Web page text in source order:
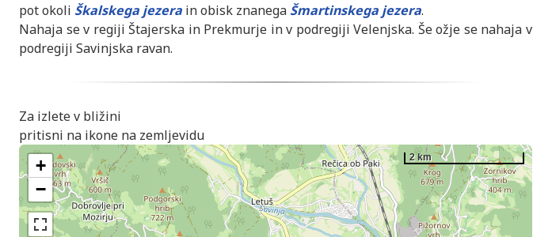
pot okoli Škalskega jezera in obisk znanega Šmartinskega jezera.
Nahaja se v regiji Štajerska in Prekmurje in v podregiji Velenjska. Še ožje se nahaja v
podregiji Savinjska ravan.
Za izlete v bližini
pritisni na ikone na zemljevidu
+
−
2 km